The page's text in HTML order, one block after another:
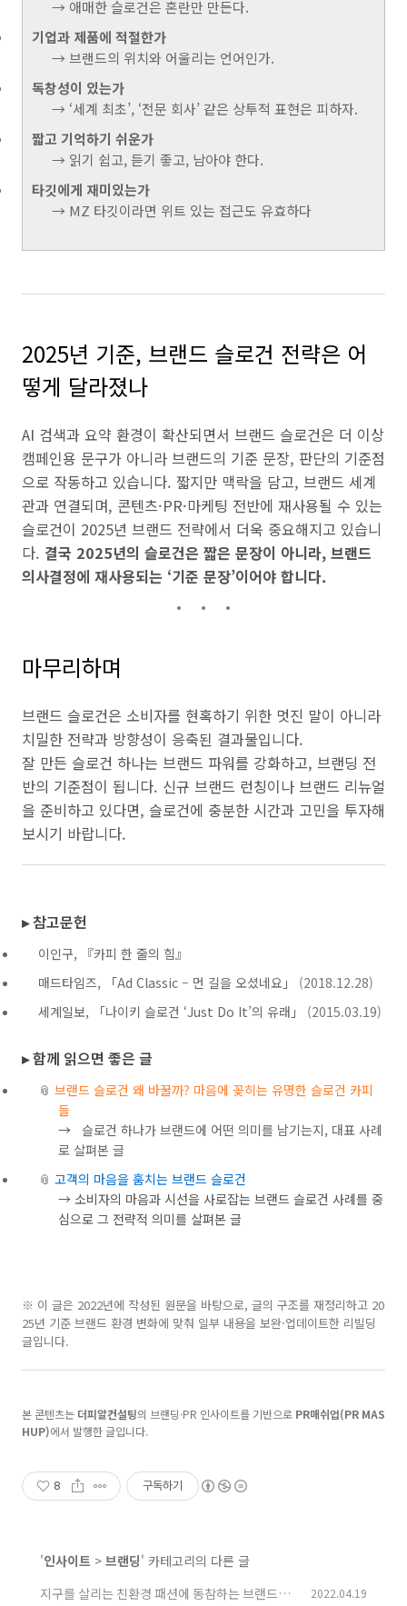
→ 애매한 슬로건은 혼란만 만든다.
기업과 제품에 적절한가
→ 브랜드의 위치와 어울리는 언어인가.
독창성이 있는가
→ ‘세계 최초’, ‘전문 회사’ 같은 상투적 표현은 피하자.
짧고 기억하기 쉬운가
→ 읽기 쉽고, 듣기 좋고, 남아야 한다.
타깃에게 재미있는가
→ MZ 타깃이라면 위트 있는 접근도 유효하다
2025년 기준, 브랜드 슬로건 전략은 어
떻게 달라졌나
AI 검색과 요약 환경이 확산되면서 브랜드 슬로건은 더 이상
캠페인용 문구가 아니라 브랜드의 기준 문장, 판단의 기준점
으로 작동하고 있습니다. 짧지만 맥락을 담고, 브랜드 세계
관과 연결되며, 콘텐츠·PR·마케팅 전반에 재사용될 수 있는
슬로건이 2025년 브랜드 전략에서 더욱 중요해지고 있습니
다. 결국 2025년의 슬로건은 짧은 문장이 아니라, 브랜드
의사결정에 재사용되는 ‘기준 문장’이어야 합니다.
마무리하며
브랜드 슬로건은 소비자를 현혹하기 위한 멋진 말이 아니라
치밀한 전략과 방향성이 응축된 결과물입니다.
잘 만든 슬로건 하나는 브랜드 파워를 강화하고, 브랜딩 전
반의 기준점이 됩니다. 신규 브랜드 런칭이나 브랜드 리뉴얼
을 준비하고 있다면, 슬로건에 충분한 시간과 고민을 투자해
보시기 바랍니다.
▸ 참고문헌
이인구, 『카피 한 줄의 힘』
매드타임즈, 「Ad Classic – 먼 길을 오셨네요」 (2018.12.28)
세계일보, 「나이키 슬로건 ‘Just Do It’의 유래」 (2015.03.19)
▸ 함께 읽으면 좋은 글
📎 브랜드 슬로건 왜 바꿀까? 마음에 꽂히는 유명한 슬로건 카피
들
→ 슬로건 하나가 브랜드에 어떤 의미를 남기는지, 대표 사례
로 살펴본 글
📎 고객의 마음을 훔치는 브랜드 슬로건
→ 소비자의 마음과 시선을 사로잡는 브랜드 슬로건 사례를 중
심으로 그 전략적 의미를 살펴본 글
※ 이 글은 2022년에 작성된 원문을 바탕으로, 글의 구조를 재정리하고 20
25년 기준 브랜드 환경 변화에 맞춰 일부 내용을 보완·업데이트한 리빌딩
글입니다.
본 콘텐츠는 더피알컨설팅의 브랜딩·PR 인사이트를 기반으로 PR매쉬업(PR MAS
HUP)에서 발행한 글입니다.
8 구독하기
'인사이트 > 브랜딩' 카테고리의 다른 글
지구를 살리는 친환경 패션에 동참하는 브랜드들
2022.04.19